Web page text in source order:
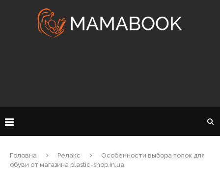
Головна Релакс
Особенности выбора полок для
обуви от магазина plastic-shop.in.ua